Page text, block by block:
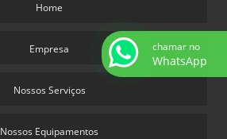
Home
Empresa
Nossos Serviços
Nossos Equipamentos
chamar no
WhatsApp